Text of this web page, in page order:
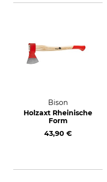
Bison
Holzaxt Rheinische
Form
43,90 €